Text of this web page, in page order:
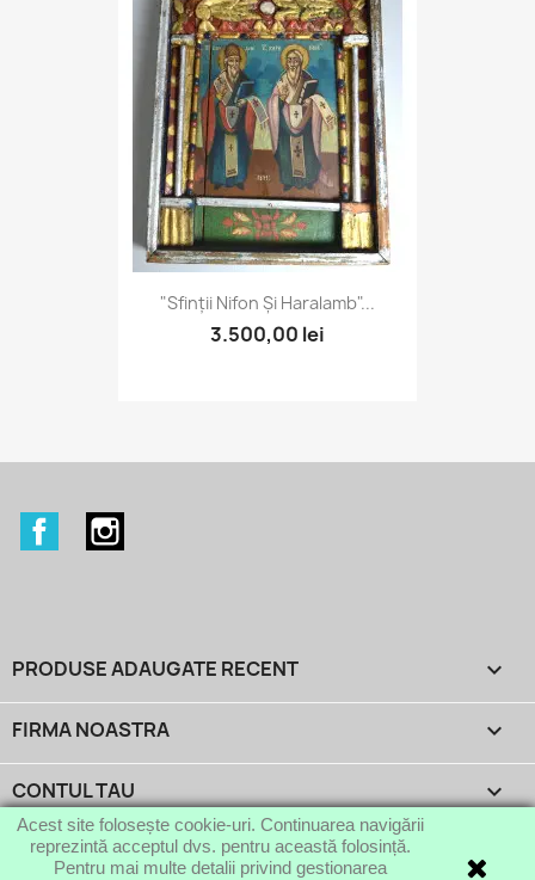
"Sfinții Nifon Și Haralamb"...
3.500,00 lei
Facebook
PRODUSE ADAUGATE RECENT 
FIRMA NOASTRA 
CONTUL TAU 
INFORMATIILE MAGAZINULUI keyboard_arrow_down
Acest site folosește cookie-uri. Continuarea navigării
reprezintă acceptul dvs. pentru această folosință.
Pentru mai multe detalii privind gestionarea